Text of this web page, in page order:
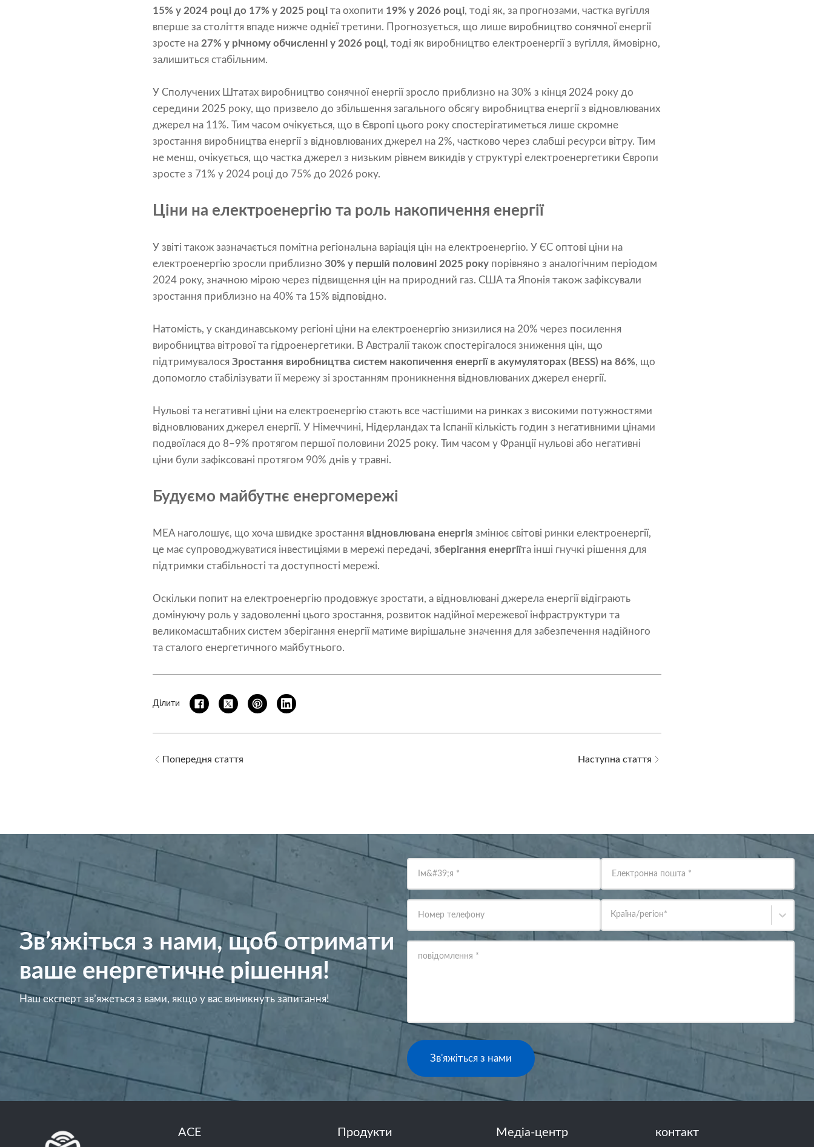
15% у 2024 році до 17% у 2025 році та охопити 19% у 2026 році, тоді як, за прогнозами, частка вугілля
вперше за століття впаде нижче однієї третини. Прогнозується, що лише виробництво сонячної енергії
зросте на 27% у річному обчисленні у 2026 році, тоді як виробництво електроенергії з вугілля, ймовірно,
залишиться стабільним.
У Сполучених Штатах виробництво сонячної енергії зросло приблизно на 30% з кінця 2024 року до
середини 2025 року, що призвело до збільшення загального обсягу виробництва енергії з відновлюваних
джерел на 11%. Тим часом очікується, що в Європі цього року спостерігатиметься лише скромне
зростання виробництва енергії з відновлюваних джерел на 2%, частково через слабші ресурси вітру. Тим
не менш, очікується, що частка джерел з низьким рівнем викидів у структурі електроенергетики Європи
зросте з 71% у 2024 році до 75% до 2026 року.
Ціни на електроенергію та роль накопичення енергії
У звіті також зазначається помітна регіональна варіація цін на електроенергію. У ЄС оптові ціни на
електроенергію зросли приблизно 30% у першій половині 2025 року порівняно з аналогічним періодом
2024 року, значною мірою через підвищення цін на природний газ. США та Японія також зафіксували
зростання приблизно на 40% та 15% відповідно.
Натомість, у скандинавському регіоні ціни на електроенергію знизилися на 20% через посилення
виробництва вітрової та гідроенергетики. В Австралії також спостерігалося зниження цін, що
підтримувалося Зростання виробництва систем накопичення енергії в акумуляторах (BESS) на 86%, що
допомогло стабілізувати її мережу зі зростанням проникнення відновлюваних джерел енергії.
Нульові та негативні ціни на електроенергію стають все частішими на ринках з високими потужностями
відновлюваних джерел енергії. У Німеччині, Нідерландах та Іспанії кількість годин з негативними цінами
подвоїлася до 8–9% протягом першої половини 2025 року. Тим часом у Франції нульові або негативні
ціни були зафіксовані протягом 90% днів у травні.
Будуємо майбутнє енергомережі
МЕА наголошує, що хоча швидке зростання відновлювана енергія змінює світові ринки електроенергії,
це має супроводжуватися інвестиціями в мережі передачі, зберігання енергіїта інші гнучкі рішення для
підтримки стабільності та доступності мережі.
Оскільки попит на електроенергію продовжує зростати, а відновлювані джерела енергії відіграють
домінуючу роль у задоволенні цього зростання, розвиток надійної мережевої інфраструктури та
великомасштабних систем зберігання енергії матиме вирішальне значення для забезпечення надійного
та сталого енергетичного майбутнього.
Ділити
Попередня стаття Наступна стаття
Зв’яжіться з нами, щоб отримати
ваше енергетичне рішення!
Наш експерт зв’яжеться з вами, якщо у вас виникнуть запитання!
Ім&#39;я * Електронна пошта *
Номер телефону Країна/регіон*
повідомлення *
Зв'яжіться з нами
ACE Продукти Медіа-центр контакт